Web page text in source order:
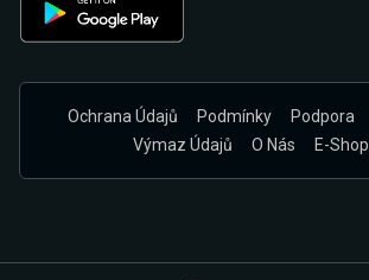
Ochrana Údajů Podmínky Podpora
Výmaz Údajů
O Nás E-Shop